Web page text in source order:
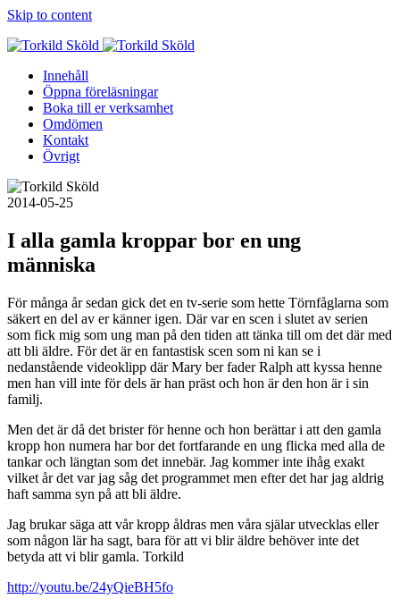
Skip to content
Innehåll
Öppna föreläsningar
Boka till er verksamhet
Omdömen
Kontakt
Övrigt
2014-05-25
I alla gamla kroppar bor en ung
människa
För många år sedan gick det en tv-serie som hette Törnfåglarna som
säkert en del av er känner igen. Där var en scen i slutet av serien
som fick mig som ung man på den tiden att tänka till om det där med
att bli äldre. För det är en fantastisk scen som ni kan se i
nedanstående videoklipp där Mary ber fader Ralph att kyssa henne
men han vill inte för dels är han präst och hon är den hon är i sin
familj.
Men det är då det brister för henne och hon berättar i att den gamla
kropp hon numera har bor det fortfarande en ung flicka med alla de
tankar och längtan som det innebär. Jag kommer inte ihåg exakt
vilket år det var jag såg det programmet men efter det har jag aldrig
haft samma syn på att bli äldre.
Jag brukar säga att vår kropp åldras men våra själar utvecklas eller
som någon lär ha sagt, bara för att vi blir äldre behöver inte det
betyda att vi blir gamla. Torkild
http://youtu.be/24yQieBH5fo